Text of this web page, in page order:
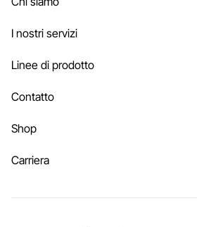
I nostri servizi
Linee di prodotto
Contatto
Shop
Carriera